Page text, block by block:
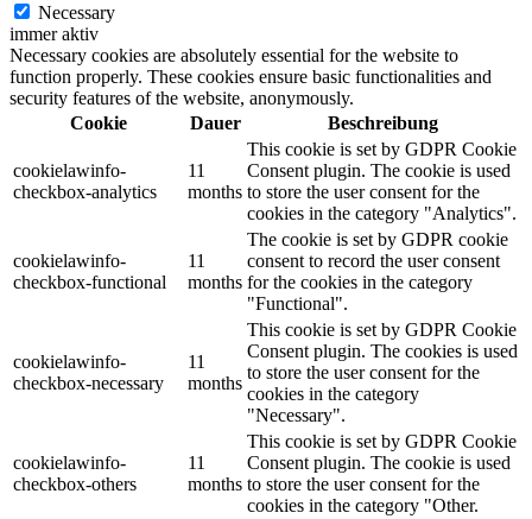
Necessary
immer aktiv
Necessary cookies are absolutely essential for the website to
function properly. These cookies ensure basic functionalities and
security features of the website, anonymously.
Cookie
Dauer Beschreibung
cookielawinfo-
checkbox-analytics
11
months
This cookie is set by GDPR Cookie
Consent plugin. The cookie is used
to store the user consent for the
cookies in the category "Analytics".
cookielawinfo-
checkbox-functional
11
months
The cookie is set by GDPR cookie
consent to record the user consent
for the cookies in the category
"Functional".
cookielawinfo-
checkbox-necessary
11
months
This cookie is set by GDPR Cookie
Consent plugin. The cookies is used
to store the user consent for the
cookies in the category
"Necessary".
cookielawinfo-
checkbox-others
11
months
This cookie is set by GDPR Cookie
Consent plugin. The cookie is used
to store the user consent for the
cookies in the category "Other.